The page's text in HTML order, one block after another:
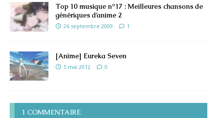
Top 10 musique n°17 : Meilleures chansons de
génériques d’anime 2
26 septembre 2009 1
[Anime] Eureka Seven
5 mai 2012 0
1 COMMENTAIRE